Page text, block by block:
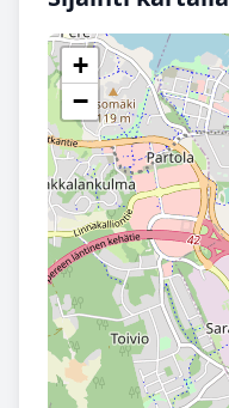
+
−